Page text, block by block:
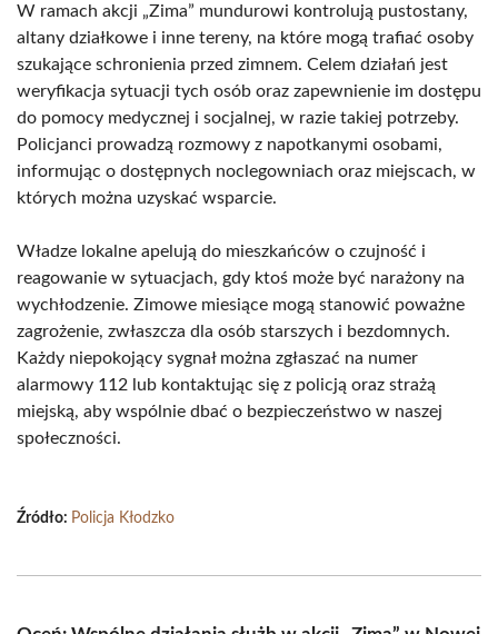
W ramach akcji „Zima” mundurowi kontrolują pustostany,
altany działkowe i inne tereny, na które mogą trafiać osoby
szukające schronienia przed zimnem. Celem działań jest
weryfikacja sytuacji tych osób oraz zapewnienie im dostępu
do pomocy medycznej i socjalnej, w razie takiej potrzeby.
Policjanci prowadzą rozmowy z napotkanymi osobami,
informując o dostępnych noclegowniach oraz miejscach, w
których można uzyskać wsparcie.
Władze lokalne apelują do mieszkańców o czujność i
reagowanie w sytuacjach, gdy ktoś może być narażony na
wychłodzenie. Zimowe miesiące mogą stanowić poważne
zagrożenie, zwłaszcza dla osób starszych i bezdomnych.
Każdy niepokojący sygnał można zgłaszać na numer
alarmowy 112 lub kontaktując się z policją oraz strażą
miejską, aby wspólnie dbać o bezpieczeństwo w naszej
społeczności.
Źródło: Policja Kłodzko